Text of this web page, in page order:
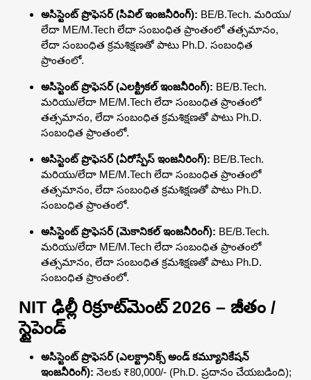
అసిస్టెంట్ ప్రొఫెసర్ (సివిల్ ఇంజనీరింగ్): BE/B.Tech. మరియు/
లేదా ME/M.Tech లేదా సంబంధిత ప్రాంతంలో తత్సమానం,
లేదా సంబంధిత క్రమశిక్షణతో పాటు Ph.D. సంబంధిత
ప్రాంతంలో.
అసిస్టెంట్ ప్రొఫెసర్ (ఎలక్ట్రికల్ ఇంజనీరింగ్): BE/B.Tech.
మరియు/లేదా ME/M.Tech లేదా సంబంధిత ప్రాంతంలో
తత్సమానం, లేదా సంబంధిత క్రమశిక్షణతో పాటు Ph.D.
సంబంధిత ప్రాంతంలో.
అసిస్టెంట్ ప్రొఫెసర్ (ఏరోస్పేస్ ఇంజనీరింగ్): BE/B.Tech.
మరియు/లేదా ME/M.Tech లేదా సంబంధిత ప్రాంతంలో
తత్సమానం, లేదా సంబంధిత క్రమశిక్షణతో పాటు Ph.D.
సంబంధిత ప్రాంతంలో.
అసిస్టెంట్ ప్రొఫెసర్ (మెకానికల్ ఇంజనీరింగ్): BE/B.Tech.
మరియు/లేదా ME/M.Tech లేదా సంబంధిత ప్రాంతంలో
తత్సమానం, లేదా సంబంధిత క్రమశిక్షణతో పాటు Ph.D.
సంబంధిత ప్రాంతంలో.
NIT ఢిల్లీ రిక్రూట్‌మెంట్ 2026 – జీతం /
స్టైపెండ్
అసిస్టెంట్ ప్రొఫెసర్ (ఎలక్ట్రానిక్స్ అండ్ కమ్యూనికేషన్
ఇంజనీరింగ్): నెలకు ₹80,000/- (Ph.D. ప్రదానం చేయబడింది);